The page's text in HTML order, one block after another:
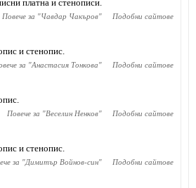
платна и стенописи.
Повече за "Чавдар Чакъров" Подобни сайтове
и стенопис.
за "Анастасия Тонкова" Подобни сайтове
Повече за "Веселин Ненков" Подобни сайтове
и стенопис.
за "Димитър Войнов-син" Подобни сайтове